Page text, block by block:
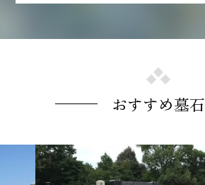
おすすめ墓石